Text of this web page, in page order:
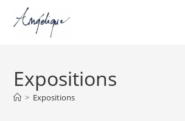
contentExpositions
> Expositions